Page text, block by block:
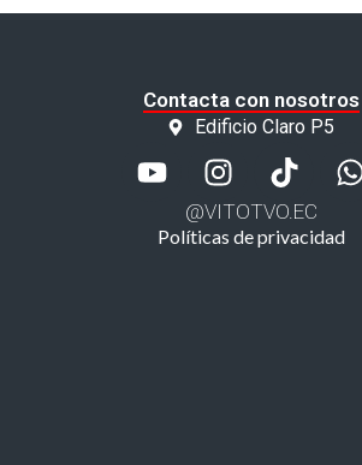
Contacta con nosotros
Edificio Claro P5
@VITOTVO.EC
Políticas de privacidad